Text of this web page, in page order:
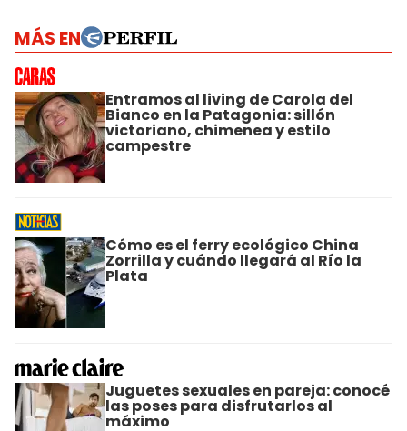
MÁS EN
Entramos al living de Carola del
Bianco en la Patagonia: sillón
victoriano, chimenea y estilo
campestre
Cómo es el ferry ecológico China
Zorrilla y cuándo llegará al Río la
Plata
Juguetes sexuales en pareja: conocé
las poses para disfrutarlos al
máximo